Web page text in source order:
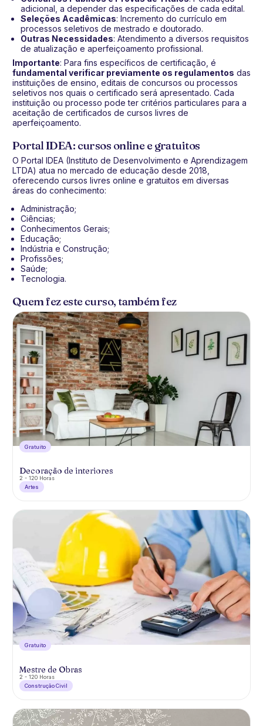
adicional, a depender das especificações de cada edital.
Seleções Acadêmicas: Incremento do currículo em
processos seletivos de mestrado e doutorado.
Outras Necessidades: Atendimento a diversos requisitos
de atualização e aperfeiçoamento profissional.
Importante: Para fins específicos de certificação, é
fundamental verificar previamente os regulamentos das
instituições de ensino, editais de concursos ou processos
seletivos nos quais o certificado será apresentado. Cada
instituição ou processo pode ter critérios particulares para a
aceitação de certificados de cursos livres de
aperfeiçoamento.
Portal IDEA: cursos online e gratuitos
O Portal IDEA (Instituto de Desenvolvimento e Aprendizagem
LTDA) atua no mercado de educação desde 2018,
oferecendo cursos livres online e gratuitos em diversas
áreas do conhecimento:
Administração;
Ciências;
Conhecimentos Gerais;
Educação;
Indústria e Construção;
Profissões;
Saúde;
Tecnologia.
Quem fez este curso, também fez
Gratuíto
Decoração de interiores
2 - 120 Horas
Artes
Gratuíto
Mestre de Obras
2 - 120 Horas
Construção Civil